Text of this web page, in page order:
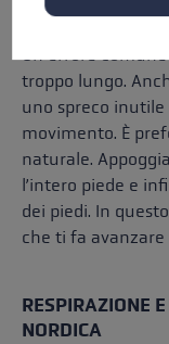
Un errore
troppo lungo.
uno spreco
movimento. È
naturale.
l’intero piede e
dei piedi. In
che ti fa
RESPIRAZIONE
NORDICA